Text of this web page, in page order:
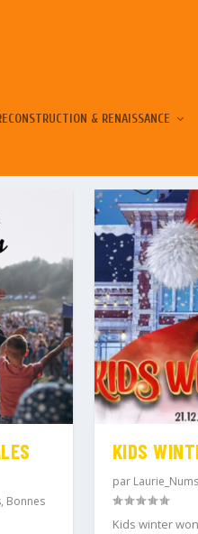
& RENAISSANCE
, Bonnes
KIDS
par
Kids winter